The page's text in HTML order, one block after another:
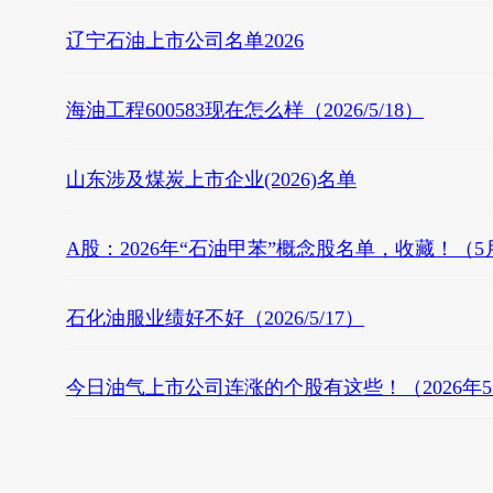
辽宁石油上市公司名单2026
海油工程600583现在怎么样（2026/5/18）
山东涉及煤炭上市企业(2026)名单
A股：2026年“石油甲苯”概念股名单，收藏！（5
石化油服业绩好不好（2026/5/17）
今日油气上市公司连涨的个股有这些！（2026年5